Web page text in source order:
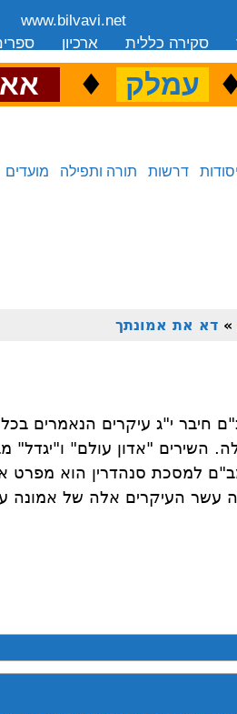
www.bilvavi.net
ארכיון סקירה כללית
עמלק ♦
דרשות תורה ותפילה מועדים
»דא את אמונתך
חיבר י"ג עיקרים הנאמרים
השירים "אדון עולם" ו"יגדל"
למסכת סנהדרין הוא מפרט
עשר העיקרים אלה של אמונה